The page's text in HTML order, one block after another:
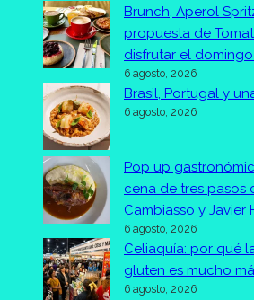
Brunch, Aperol
propuesta de
disfrutar el
6 agosto, 2026
Brasil, Portugal y
6 agosto, 2026
Pop up
cena de tres pasos
Cambiasso y Javier
6 agosto, 2026
Celiaquía: por qué
gluten es mucho
6 agosto, 2026